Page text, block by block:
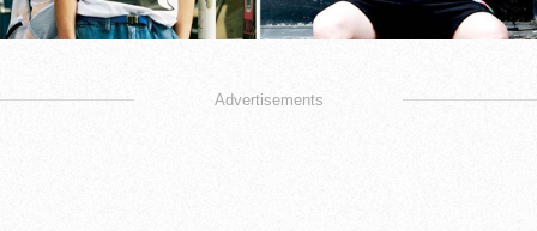
Advertisements